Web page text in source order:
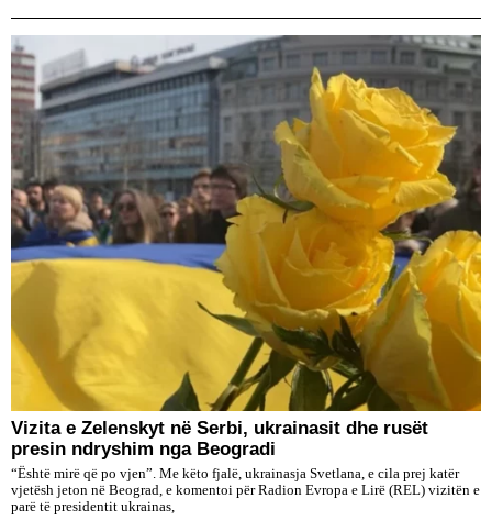
Vizita e Zelenskyt në Serbi, ukrainasit dhe rusët
presin ndryshim nga Beogradi
“Është mirë që po vjen”. Me këto fjalë, ukrainasja Svetlana, e cila prej katër
vjetësh jeton në Beograd, e komentoi për Radion Evropa e Lirë (REL) vizitën e
parë të presidentit ukrainas,